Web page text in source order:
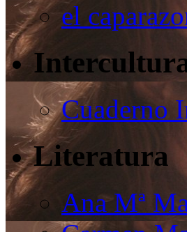
el
Cuaderno
Literatura
Ana Mª